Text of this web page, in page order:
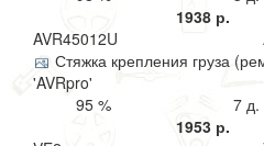
1938 р.
AVR45012U
Стяжка крепления груза
'AVRpro'
95 %
7 д.
1953 р.